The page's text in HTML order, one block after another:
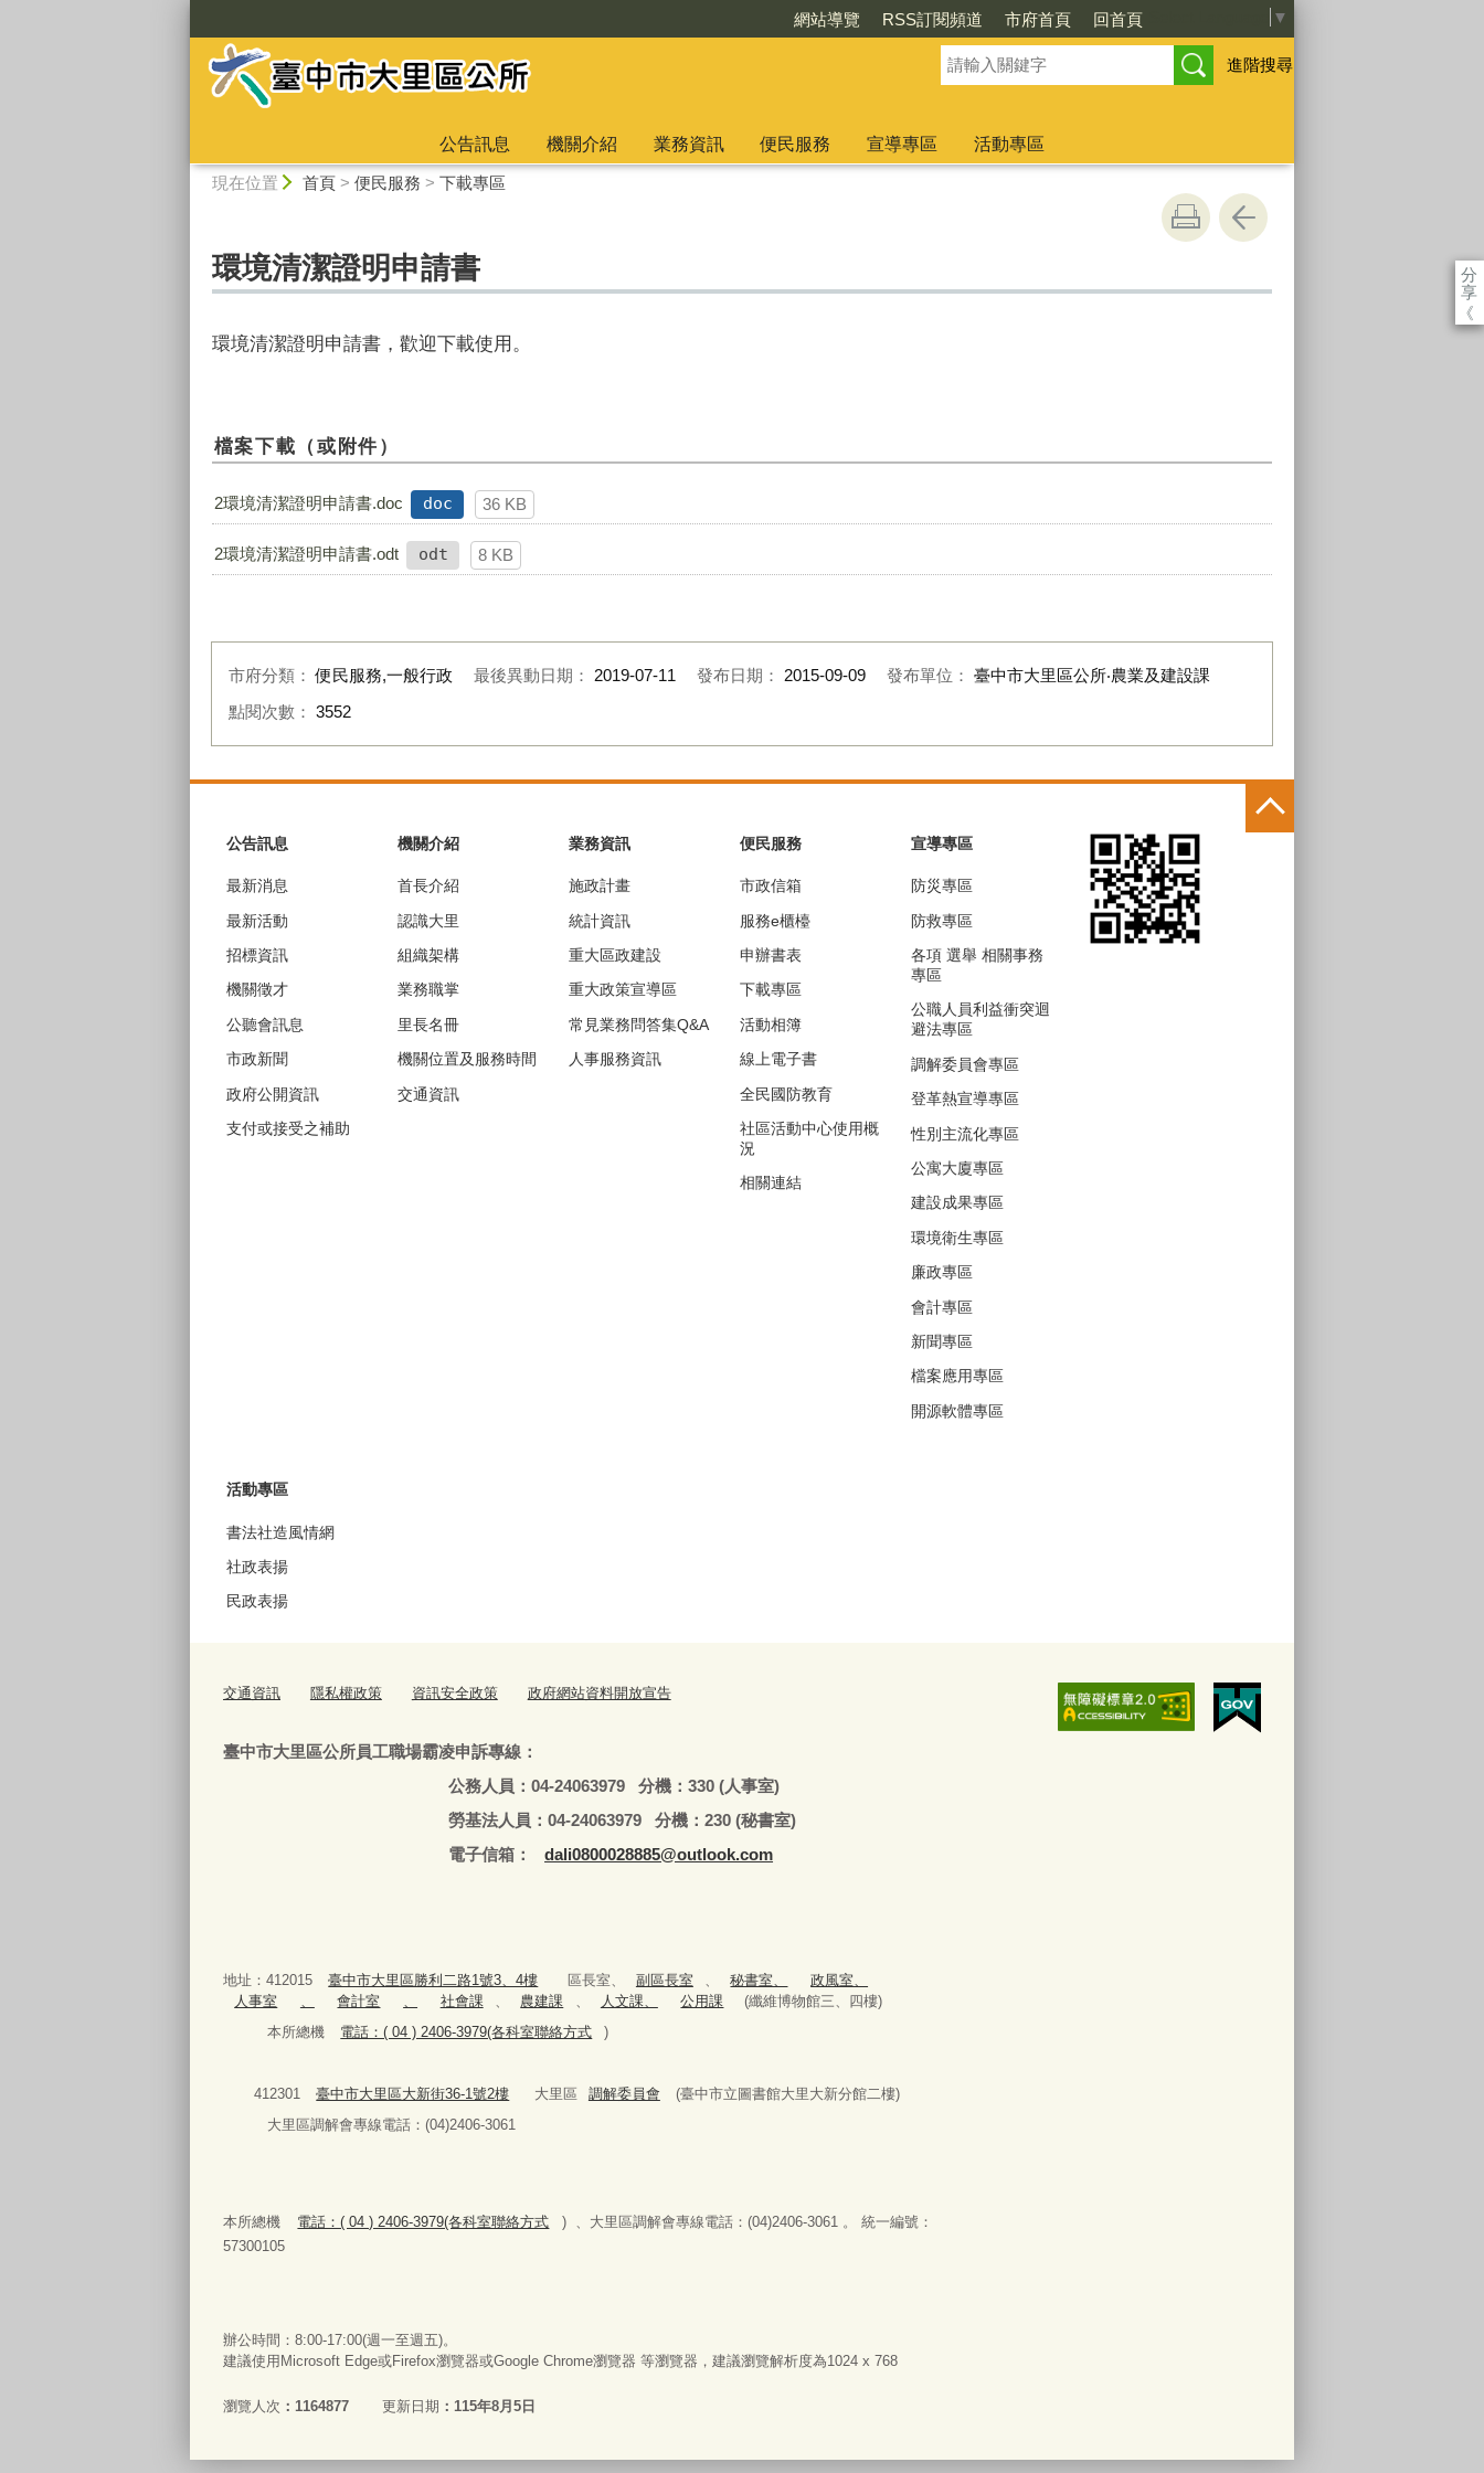
網站導覽 RSS訂閱頻道 市府首頁 回首頁 ▼
進階搜尋
公告訊息 機關介紹 業務資訊 便民服務 宣導專區
活動專區
現在位置 首頁> 便民服務 > 下載專區
分
享
《
環境清潔證明申請書
環境清潔證明申請書，歡迎下載使用。
檔案下載（或附件）
2環境清潔證明申請書.doc doc 36 KB
2環境清潔證明申請書.odt odt 8 KB
市府分類：便民服務,一般行政 最後異動日期： 2019-07-11 發布日期： 2015-09-09 發布單位： 臺中市大里區公所‧農業及建設課
點閱次數： 3552
公告訊息
最新消息
最新活動
招標資訊
機關徵才
公聽會訊息
市政新聞
政府公開資訊
支付或接受之補助
機關介紹
首長介紹
認識大里
組織架構
業務職掌
里長名冊
機關位置及服務時間
交通資訊
業務資訊
施政計畫
統計資訊
重大區政建設
重大政策宣導區
常見業務問答集Q&A
人事服務資訊
便民服務
市政信箱
服務e櫃檯
申辦書表
下載專區
活動相簿
線上電子書
全民國防教育
社區活動中心使用概
況
相關連結
宣導專區
防災專區
防救專區
各項 選舉 相關事務
專區
公職人員利益衝突迴
避法專區
調解委員會專區
登革熱宣導專區
性別主流化專區
公寓大廈專區
建設成果專區
環境衛生專區
廉政專區
會計專區
新聞專區
檔案應用專區
開源軟體專區
活動專區
書法社造風情網
社政表揚
民政表揚
交通資訊 隱私權政策 資訊安全政策 政府網站資料開放宣告
臺中市大里區公所員工職場霸凌申訴專線：
公務人員：04-24063979 分機：330 (人事室)
勞基法人員：04-24063979 分機：230 (秘書室)
電子信箱：
dali0800028885@outlook.com
地址：412015 臺中市大里區勝利二路1號3、4樓 區長室、 副區長室 秘書室、
政風室、
人事室
會計室 社會課 農建課 人文課、 公用課
(纖維博物館三、四樓)
本所總機
電話：( 04 ) 2406-3979(各科室聯絡方式 )
412301 臺中市大里區大新街36-1號2樓 大里區 調解委員會
(臺中市立圖書館大里大新分館二樓)
大里區調解會專線電話：(04)2406-3061
本所總機 電話：( 04 ) 2406-3979(各科室聯絡方式
) 、大里區調解會專線電話：(04)2406-3061 。 統一編號：
57300105
辦公時間：8:00-17:00(週一至週五)。
建議使用Microsoft Edge或Firefox瀏覽器或Google Chrome瀏覽器 等瀏覽器，建議瀏覽解析度為1024 x 768
瀏覽人次 1164877 更新日期 115年8月5日